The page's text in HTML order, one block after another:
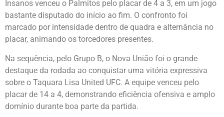
Insanos venceu o Palmitos pelo placar de 4 a 3, em um jogo
bastante disputado do início ao fim. O confronto foi
marcado por intensidade dentro de quadra e alternância no
placar, animando os torcedores presentes.
Na sequência, pelo Grupo B, o Nova União foi o grande
destaque da rodada ao conquistar uma vitória expressiva
sobre o Taquara Lisa United UFC. A equipe venceu pelo
placar de 14 a 4, demonstrando eficiência ofensiva e amplo
domínio durante boa parte da partida.